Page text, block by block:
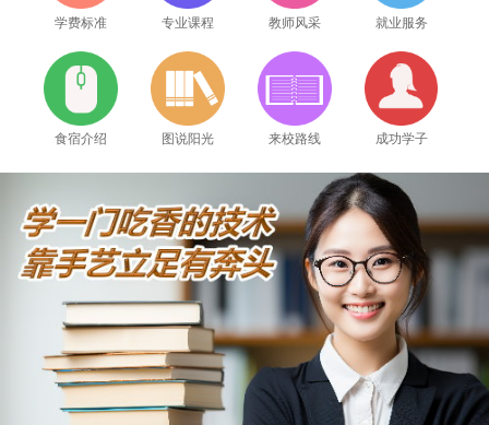
学费标准 专业课程 教师风采 就业服务
食宿介绍 图说阳光 来校路线 成功学子
2026年8月8号_山西太原潘同学（131****2515）报名学习电脑维修培训班
2026年8月8号黑龙江哈尔滨杨同学（156****7526）报名学习电脑维修培训班
2026年8月8号_陕西西安杨同学（186****9080）报名学习电脑维修培训班